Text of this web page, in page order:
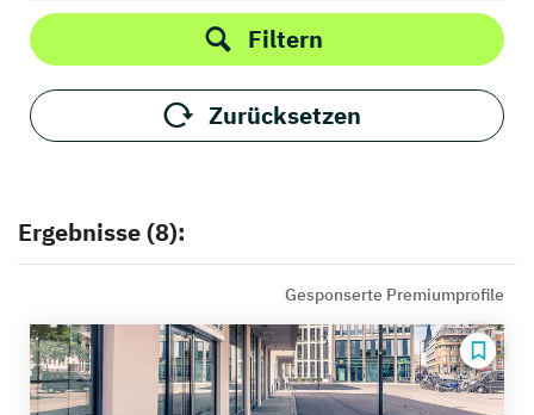
Filtern
Zurücksetzen
Ergebnisse (8):
Gesponserte Premiumprofile